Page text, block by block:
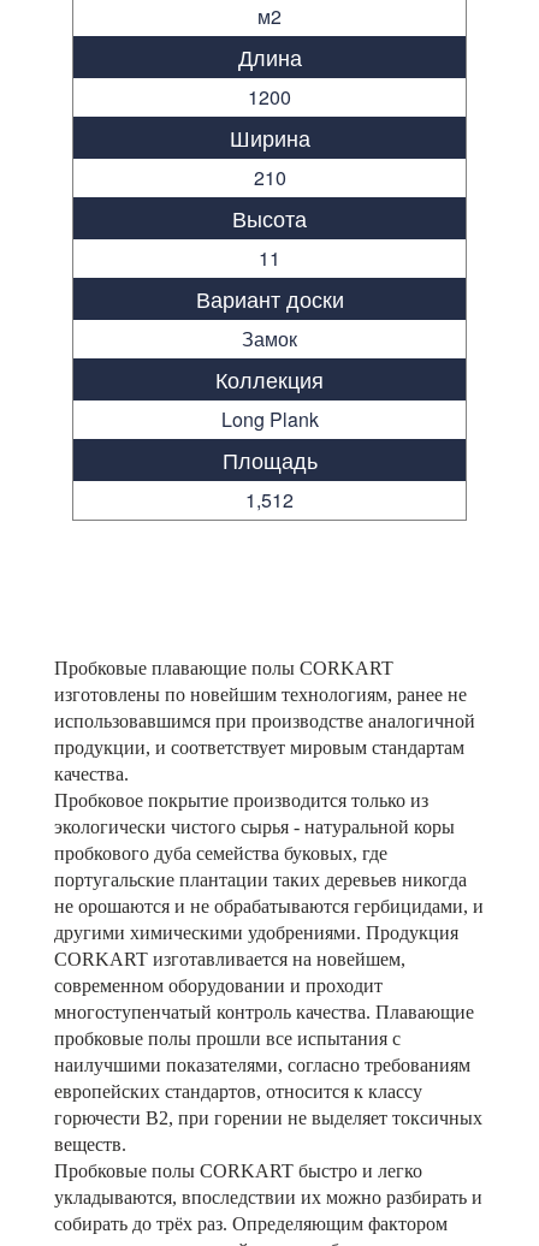
м2
Длина
1200
Ширина
210
Высота
11
Вариант доски
Замок
Коллекция
Long Plank
Площадь
1,512
Пробковые плавающие полы CORKART
изготовлены по новейшим технологиям, ранее не
использовавшимся при производстве аналогичной
продукции, и соответствует мировым стандартам
качества.
Пробковое покрытие производится только из
экологически чистого сырья - натуральной коры
пробкового дуба семейства буковых, где
португальские плантации таких деревьев никогда
не орошаются и не обрабатываются гербицидами, и
другими химическими удобрениями. Продукция
CORKART изготавливается на новейшем,
современном оборудовании и проходит
многоступенчатый контроль качества. Плавающие
пробковые полы прошли все испытания с
наилучшими показателями, согласно требованиям
европейских стандартов, относится к классу
горючести B2, при горении не выделяет токсичных
веществ.
Пробковые полы CORKART быстро и легко
укладываются, впоследствии их можно разбирать и
собирать до трёх раз. Определяющим фактором